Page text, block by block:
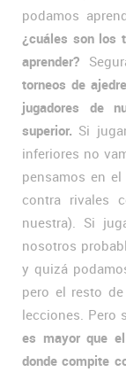
podamos
¿cuáles son los
aprender?
torneos de
jugadores de
superior. Si
inferiores no
pensamos en
contra rivales
nuestra). Si
nosotros
y quizá
pero el resto
lecciones. Pero
es mayor que
donde compite